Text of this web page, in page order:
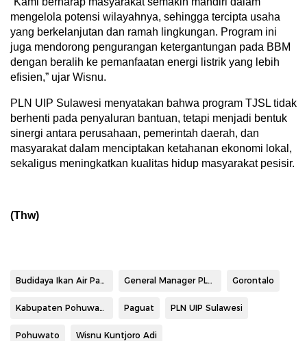
mengelola potensi wilayahnya, sehingga tercipta usaha
yang berkelanjutan dan ramah lingkungan. Program ini
juga mendorong pengurangan ketergantungan pada BBM
dengan beralih ke pemanfaatan energi listrik yang lebih
efisien,” ujar Wisnu.
PLN UIP Sulawesi menyatakan bahwa program TJSL tidak
berhenti pada penyaluran bantuan, tetapi menjadi bentuk
sinergi antara perusahaan, pemerintah daerah, dan
masyarakat dalam menciptakan ketahanan ekonomi lokal,
sekaligus meningkatkan kualitas hidup masyarakat pesisir.
(Thw)
Budidaya Ikan Air Payau General Manager PLN UIP Sulawesi Wisnu Kuntjoro Adi Gorontalo
Kabupaten Pohuwato Paguat PLN UIP Sulawesi
Pohuwato Wisnu Kuntjoro Adi